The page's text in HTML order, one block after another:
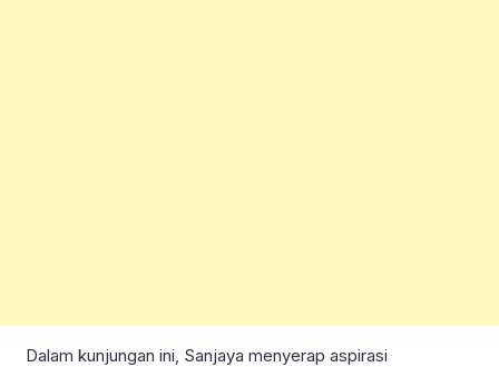
Dalam kunjungan ini, Sanjaya menyerap aspirasi